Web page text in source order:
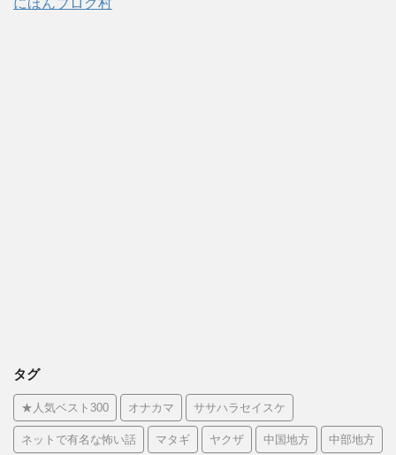
タグ
★人気ベスト300 オナカマ ササハラセイスケ
ネットで有名な怖い話 マタギ ヤクザ 中国地方 中部地方